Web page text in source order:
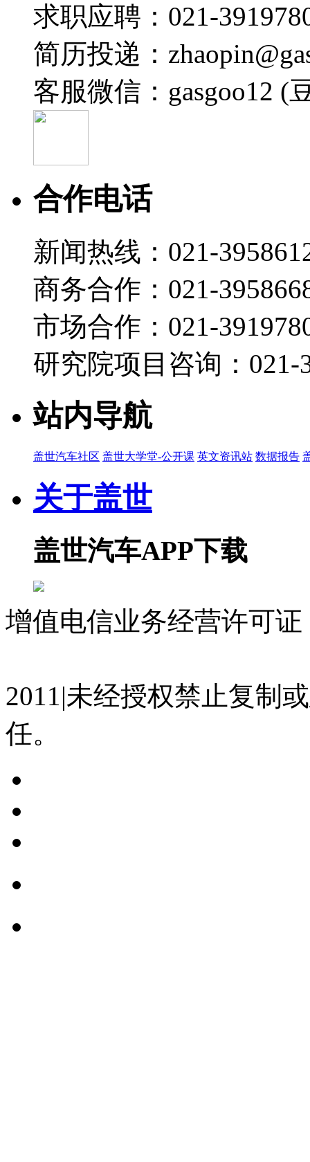
求职应聘：021-
简历投递：
客服微信：gasgoo12 (
合作电话
新闻热线：021-
商务合作：021-
市场合作：021-
研究院项目咨询：021-
站内导航
盖世汽车社区 盖世大学堂-公开课 英文资讯站 数据报告
关于盖世
盖世汽车APP下载
增值电信业务经营许可
2011|未经授权禁止复制
任。